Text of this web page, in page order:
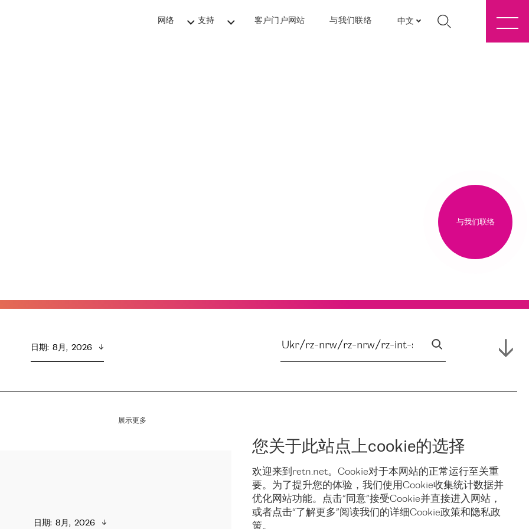
网络 支持 客户门户网站 与我们联络 中文
您关于此站点上cookie的选择
欢迎来到retn.net。Cookie对于本网站的正常运行至关重
要。为了提升您的体验，我们使用Cookie收集统计数据并
优化网站功能。点击“同意”接受Cookie并直接进入网站，
或者点击“了解更多”阅读我们的详细Cookie政策和隐私政
策。
与我们联络
日期: 8月,  2026
展示更多
日期: 8月,  2026